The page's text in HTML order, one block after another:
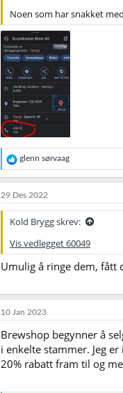
e
:
Noen som har snakket
R
e
a
j
o
e
:
glenn sørvaag
29 Des 2022
Kold Brygg skrev:
Vis vedlegget 60049
Umulig å ringe dem, fått
10 Jan 2023
Brewshop begynner å
i enkelte stammer. Jeg
20% rabatt fram til og